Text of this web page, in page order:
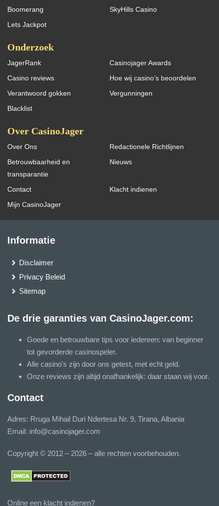
Boomerang
SkyHills Casino
Lets Jackpot
Onderzoek
JagerRank
Casinojager Awards
Casino reviews
Hoe wij casino’s beoordelen
Verantwoord gokken
Vergunningen
Blacklist
Over CasinoJager
Over Ons
Redactionele Richtlijnen
Betrouwbaarheid en
transparantie
Nieuws
Contact
Klacht indienen
Mijn CasinoJager
Informatie
Disclaimer
Privacy Beleid
Sitemap
De drie garanties van CasinoJager.com:
Goede en betrouwbare tips voor iedereen: van beginner
tot gevorderde casinospeler.
Alle casino's zijn door ons getest, met echt geld.
Onze reviews zijn altijd onafhankelijk: daar staan wij voor.
Contact
Adres: Rruga Mihail Duri Ndertesa Nr. 9, Tirana, Albania
Email: info@casinojager.com
Copyright © 2012 – 2026 – alle rechten voorbehouden.
Online een klacht indienen?